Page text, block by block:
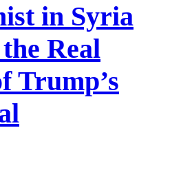
in Syria
Real
Trump’s